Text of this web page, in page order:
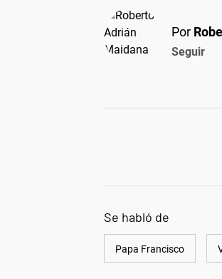
Por
Seguir
Se habló de
Papa Francisco